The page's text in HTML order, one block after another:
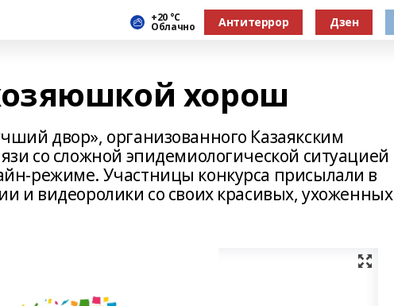
+20 °С
Облачно Антитеррор Дзен
хорош
двор», организованного Казаякским
со сложной эпидемиологической ситуацией
режиме. Участницы конкурса присылали в
и видеоролики со своих красивых, ухоженных